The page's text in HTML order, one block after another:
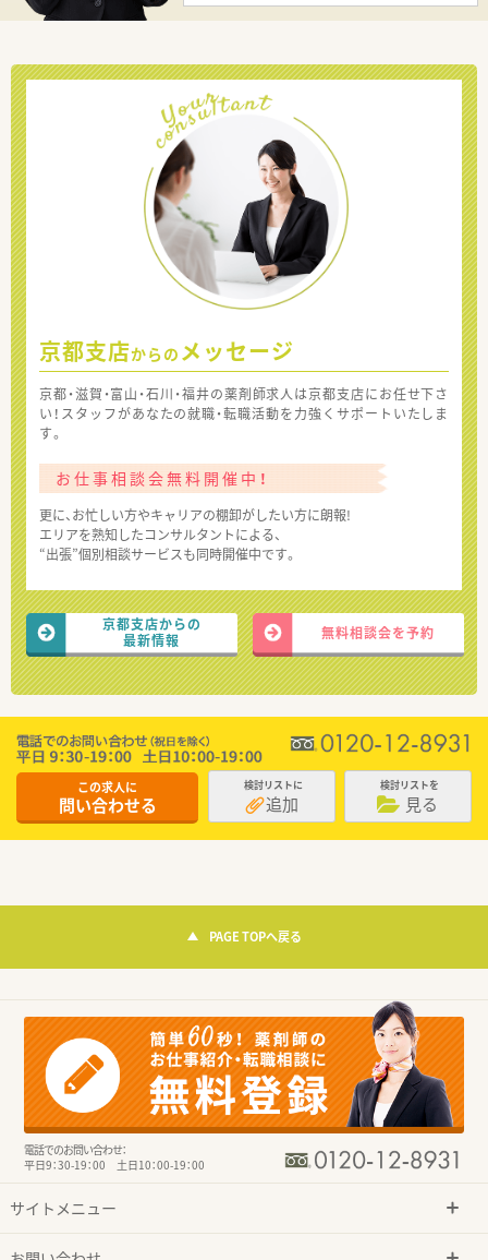
京都支店からの メッセージ
京都・滋賀・富山・石川・福井の薬剤師求人は京都支店にお任せ下さ
い！スタッフがあなたの就職・転職活動を力強くサポートいたしま
す。
お仕事相談会無料開催中！
更に、お忙しい方やキャリアの棚卸がしたい方に朗報!
エリアを熟知したコンサルタントによる、
“出張”個別相談サービスも同時開催中です。
京都支店からの
最新情報
無料相談会を予約
この求人に
問い合わせる
検討リストに
追加
検討リストを
見る
PAGE TOPへ戻る
電話でのお問い合わせ：
平日9：30-19：00 土日10：00-19：00
サイトメニュー